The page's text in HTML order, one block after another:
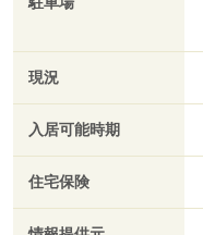
現況
入居可能時期
住宅保険